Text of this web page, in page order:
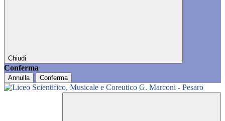
Chiudi
Conferma
Annulla Conferma